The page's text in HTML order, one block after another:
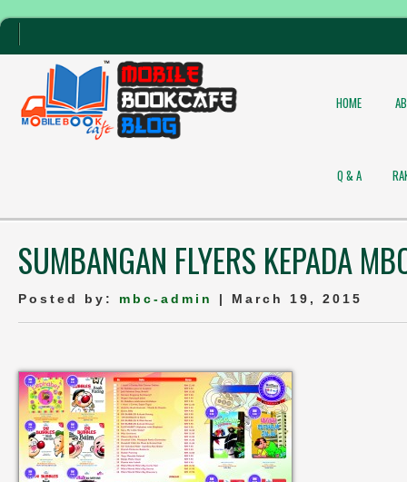
HOME
Q & A
SUMBANGAN FLYERS KEPADA
Posted by: mbc-admin | March 19, 2015